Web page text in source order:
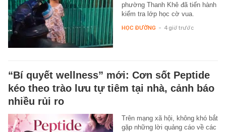
phường Thanh Khê đã tiến hành
kiểm tra lớp học cờ vua.
HỌC ĐƯỜNG - 4 giờ trước
“Bí quyết wellness” mới: Cơn sốt Peptide
kéo theo trào lưu tự tiêm tại nhà, cảnh báo
nhiều rủi ro
Trên mạng xã hội, không khó bắt
gặp những lời quảng cáo về các